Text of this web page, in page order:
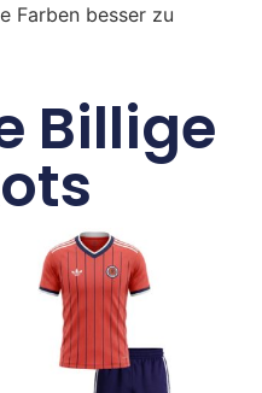
Farben besser zu
Billige